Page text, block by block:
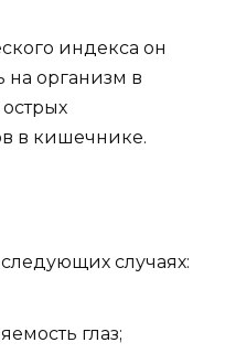
индекса он
на организм в
в кишечнике.
случаях:
глаз;